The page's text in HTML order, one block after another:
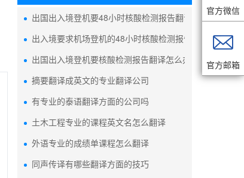
出国出入境登机要48小时核酸检测报告翻译吗
出入境要求机场登机的48小时核酸检测报告翻译能自己
出国出入境登机要核酸检测报告翻译怎么办
摘要翻译成英文的专业翻译公司
有专业的泰语翻译方面的公司吗
土木工程专业的课程英文名怎么翻译
外语专业的成绩单课程怎么翻译
同声传译有哪些翻译方面的技巧
官方微信

官方邮箱